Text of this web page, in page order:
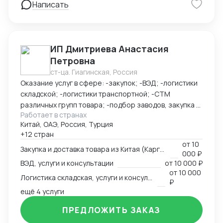
Помощь с выкупом товара: принимаем оплату на физ
Написать
ИП Дмитриева Анастасия
Петровна
ст-ца. Гиагинская, Россия
Оказание услуг в сфере: -закупок; -ВЭД; -логистики
складской; -логистики транспортной; -СТМ
различных групп товара; -подбор заводов, закупка и
доставка товара из Китая (КАРГО и Белый ввоз)
Страны с которыми работаю по сей день: Европа,
США, ОАЭ, Турция, Китай, СНГ
Работает в странах
Китай, ОАЭ, Россия, Турция
+12 стран
от10
000 ₽
ВЭД, услуги и консультации
от10 000 ₽
от10 000
₽
ещё 4 услуги
ПРЕДЛОЖИТЬ ЗАКАЗ